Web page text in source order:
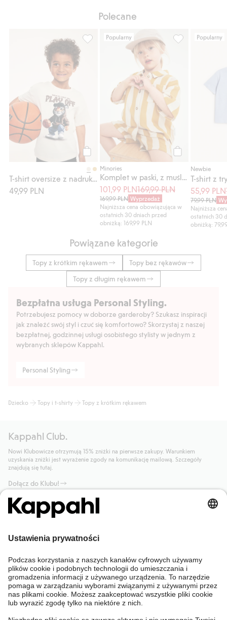
Polecane
Kup
49,99 PLN
T-shirt oversize z nadrukowanym
Popularny
Kup
Minories
101,99 PLN169,99 PLN
169,99 PLN Wyprzedaż
Najniższa cena obowiązująca w
ostatnich 30 dniach przed
obniżką: 169,99 PLN
Popularny
Newbie
55,99 PLN
79,99 PLN
Najniższa
ostatnich 30
obniżką:
Powiązane kategorie
Topy z krótkim rękawem
Topy bez rękawów
Topy z długim rękawem
Bezpłatna usługa Personal Styling.
Potrzebujesz pomocy w doborze garderoby? Szukasz inspiracji
jak znaleźć swój styl i czuć się komfortowo? Skorzystaj z naszej
bezpłatnej, godzinnej usługi osobistego stylisty w jednym z
wybranych sklepów Kappahl.
Personal Styling
Dziecko Topy i t-shirty Topy z krótkim rękawem
Kappahl Club.
Nowi Klubowicze otrzymują 15% zniżki na pierwsze zakupy. Warunkiem
uzyskania zniżki jest wyrażenie zgody na komunikację mailową. Szczegóły
znajdują się tutaj.
Dołącz do Klubu!
Potrzebujesz pomocy?
Sklep internetowy
Kappahl Club